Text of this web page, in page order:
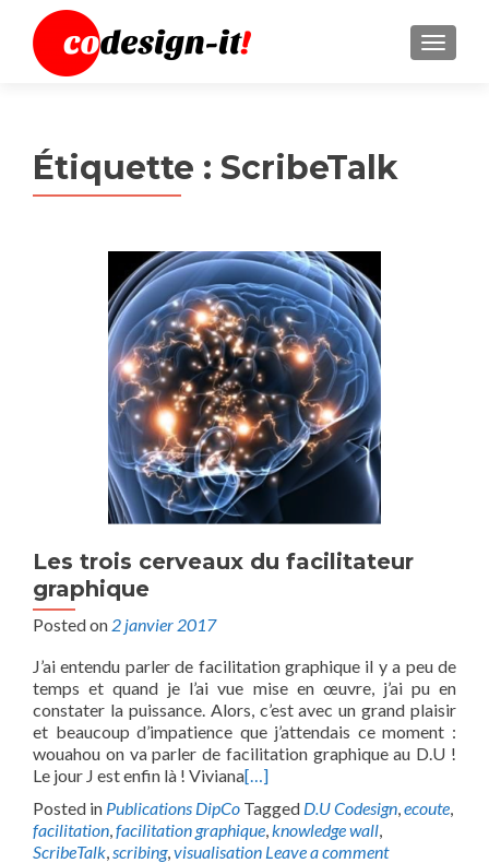
MENU
Étiquette : ScribeTalk
Les trois cerveaux du facilitateur
graphique
Posted on 2 janvier 2017
J’ai entendu parler de facilitation graphique il y a peu de
temps et quand je l’ai vue mise en œuvre, j’ai pu en
constater la puissance. Alors, c’est avec un grand plaisir
et beaucoup d’impatience que j’attendais ce moment :
wouahou on va parler de facilitation graphique au D.U !
Le jour J est enfin là ! Viviana[…]
Posted in Publications DipCo Tagged D.U Codesign,ecoute,
facilitation,facilitation graphique,knowledge wall,
ScribeTalk,scribing,visualisation Leave a comment